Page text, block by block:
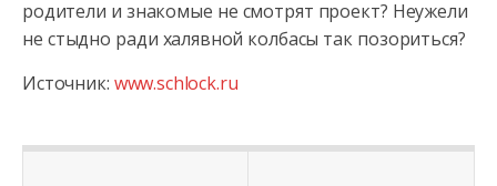
родители и знакомые не смотрят проект? Неужели
не стыдно ради халявной колбасы так позориться?
Источник: www.schlock.ru